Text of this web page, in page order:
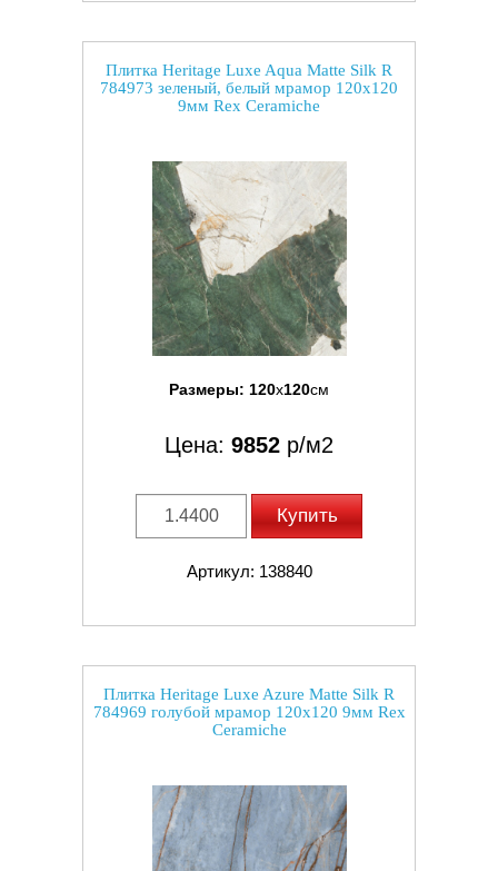
Плитка Heritage Luxe Aqua Matte Silk R
784973 зеленый, белый мрамор 120x120
9мм Rex Ceramiche
Размеры: 120x120см
Цена: 9852 р/м2
Купить
Артикул: 138840
Плитка Heritage Luxe Azure Matte Silk R
784969 голубой мрамор 120x120 9мм Rex
Ceramiche